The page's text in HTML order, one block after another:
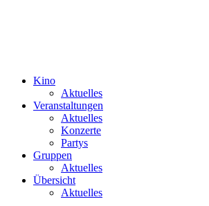
Kino
Aktuelles
Veranstaltungen
Aktuelles
Konzerte
Partys
Gruppen
Aktuelles
Übersicht
Aktuelles